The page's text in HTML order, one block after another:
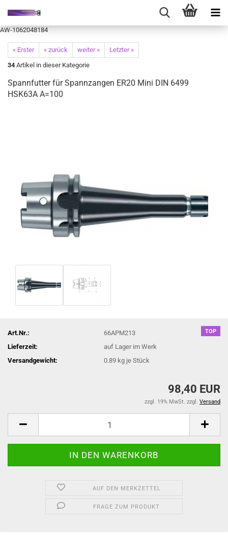
AW-1062048184
« Erster « zurück weiter »
Letzter »
34 Artikel in dieser Kategorie
Spannfutter für Spannzangen ER20 Mini DIN 6499
HSK63A A=100
TOP
Art.Nr.:
66APM213
Lieferzeit:
auf Lager im Werk
Versandgewicht:
0.89 kg je Stück
98,40 EUR
zzgl. 19% MwSt. zzgl. Versand
AUF DEN MERKZETTEL
FRAGE ZUM PRODUKT